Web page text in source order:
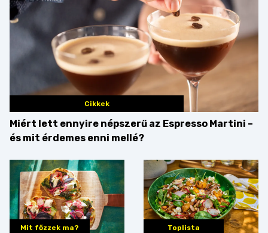
Cikkek
Miért lett ennyire népszerű az Espresso Martini –
és mit érdemes enni mellé?
Mit főzzek ma? Toplista